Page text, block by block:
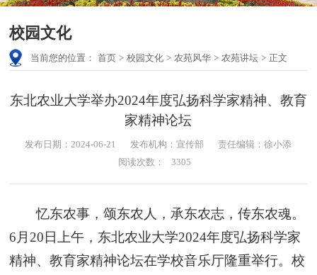
校园文化
当前您的位置： 首页 > 校园文化 > 农苑风华 > 农苑讲坛 > 正文
东北农业大学举办2024年度弘扬科学家精神、教育
家精神论坛
发布日期：2024-06-21 发布机构：宣传部
责任编辑：徐小添
阅读次数：
3305
忆东农事，颂东农人，承东农志，传东农魂。
6月20日上午，东北农业大学2024年度弘扬科学家
精神、教育家精神论坛在学校音乐厅隆重举行。校